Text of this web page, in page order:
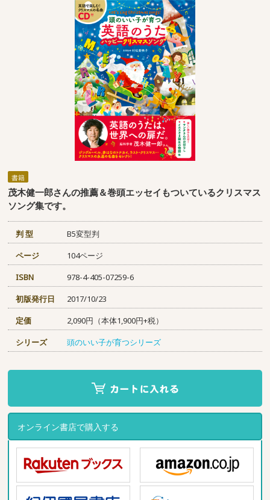
書籍
茂木健一郎さんの推薦＆巻頭エッセイもついているクリスマス
ソング集です。
判 型
B5変型判
ページ
104ページ
ISBN
978-4-405-07259-6
初版発行日
2017/10/23
定価
2,090円（本体1,900円+税）
シリーズ
頭のいい子が育つシリーズ
オンライン書店で購入する